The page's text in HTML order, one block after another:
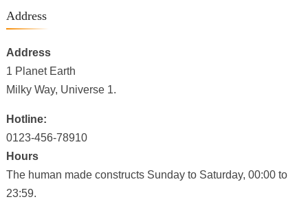
Address
Address
1 Planet Earth
Milky Way, Universe 1.
Hotline:
0123-456-78910
Hours
The human made constructs Sunday to Saturday, 00:00 to
23:59.